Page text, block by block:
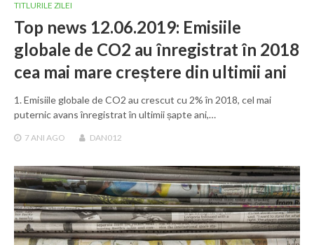
TITLURILE ZILEI
Top news 12.06.2019: Emisiile
globale de CO2 au înregistrat în 2018
cea mai mare creștere din ultimii ani
1. Emisiile globale de CO2 au crescut cu 2% în 2018, cel mai
puternic avans înregistrat în ultimii șapte ani,…
7 ANI AGO DAN012